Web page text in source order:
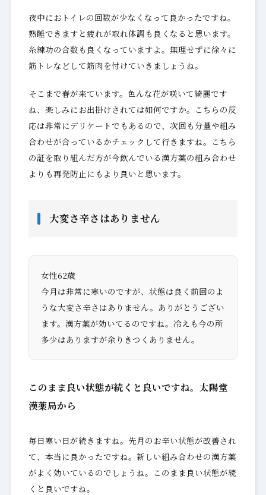
夜中におトイレの回数が少なくなって良かったですね。
熟睡できますと疲れが取れ体調も良くなると思います。
糸練功の合数も良くなっていますよ。無理せずに徐々に
筋トレなどして筋肉を付けていきましょうね。
そこまで春が来ています。色んな花が咲いて綺麗です
ね、楽しみにお出掛けされては如何ですか。こちらの反
応は非常にデリケートでもあるので、次回も分量や組み
合わせが合っているかチェックして行きますね。こちら
の証を取り組んだ方が今飲んでいる漢方薬の組み合わせ
よりも再発防止にもより良いと思います。
大変さ辛さはありません
女性62歳
今月は非常に寒いのですが、状態は良く前回のよ
うな大変さ辛さはありません。ありがとうござい
ます。漢方薬が効いてるのですね。冷えも今の所
多少はありますが余りきつくありません。
このまま良い状態が続くと良いですね。太陽堂
漢薬局から
毎日寒い日が続きますね。先月のお辛い状態が改善され
て、本当に良かったですね。新しい組み合わせの漢方薬
がよく効いているのでしょうね。このまま良い状態が続
くと良いですね。